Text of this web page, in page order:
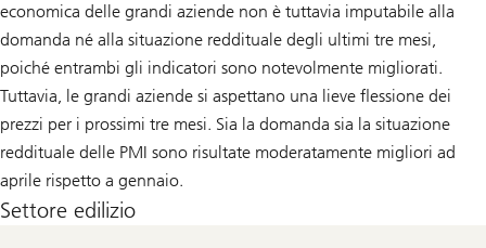
economica delle grandi aziende non è tuttavia imputabile alla
domanda né alla situazione reddituale degli ultimi tre mesi,
poiché entrambi gli indicatori sono notevolmente migliorati.
Tuttavia, le grandi aziende si aspettano una lieve flessione dei
prezzi per i prossimi tre mesi. Sia la domanda sia la situazione
reddituale delle PMI sono risultate moderatamente migliori ad
aprile rispetto a gennaio.
Settore edilizio